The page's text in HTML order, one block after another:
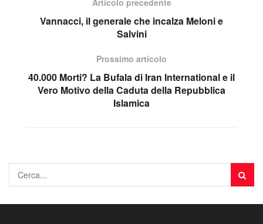
Vannacci, il generale che incalza Meloni e
Salvini
Prossimo articolo
40.000 Morti? La Bufala di Iran International e il
Vero Motivo della Caduta della Repubblica
Islamica